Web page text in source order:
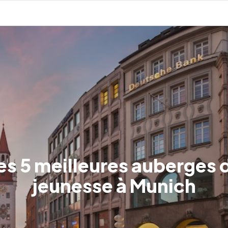
5 meilleures auberges
jeunesse à Munich